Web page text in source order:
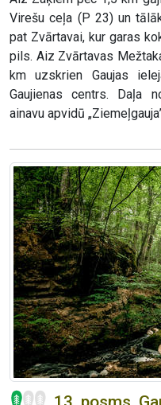
Virešu ceļa (P 23) un
pat Zvārtavai, kur garas
pils. Aiz Zvārtavas
km uzskrien Gaujas
Gaujienas centrs. Daļa
ainavu apvidū